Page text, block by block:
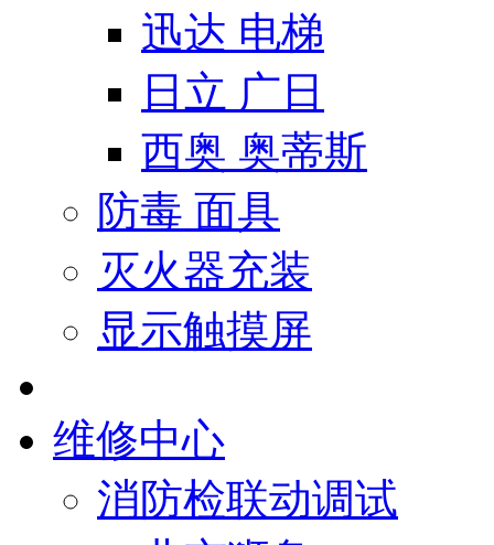
迅达 电梯
日立 广日
西奥 奥蒂斯
防毒 面具
灭火器充装
显示触摸屏
维修中心
消防检联动调试